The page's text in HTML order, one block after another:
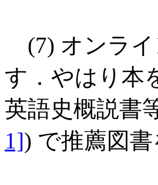
(7) オンライ
す．やはり本
英語史概説書
1]) で推薦図